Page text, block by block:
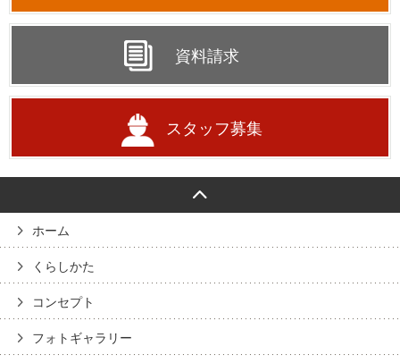
資料請求
スタッフ募集
ホーム
くらしかた
コンセプト
フォトギャラリー